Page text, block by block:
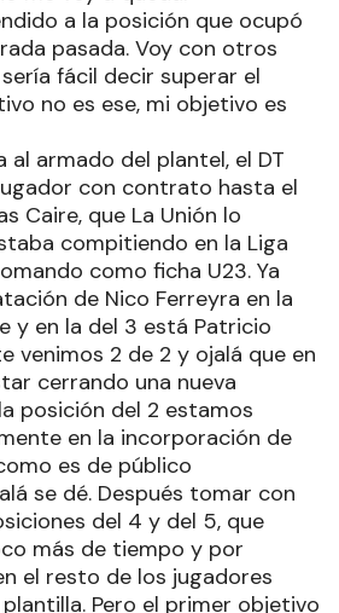
a la posición que ocupó
pasada. Voy con otros
fácil decir superar el
no es ese, mi objetivo es
al armado del plantel, el DT
con contrato hasta el
Caire, que La Unión lo
compitiendo en la Liga
como ficha U23. Ya
de Nico Ferreyra en la
y en la del 3 está Patricio
venimos 2 de 2 y ojalá que en
cerrando una nueva
posición del 2 estamos
en la incorporación de
es de público
se dé. Después tomar con
del 4 y del 5, que
más de tiempo y por
el resto de los jugadores
Pero el primer objetivo